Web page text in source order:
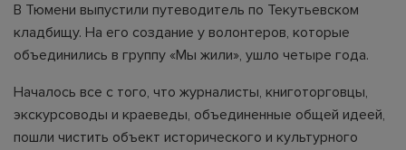
В Тюмени выпустили путеводитель по Текутьевском
кладбищу. На его создание у волонтеров, которые
объединились в группу «Мы жили», ушло четыре года.
Началось все с того, что журналисты, книготорговцы,
экскурсоводы и краеведы, объединенные общей идеей,
пошли чистить объект исторического и культурного